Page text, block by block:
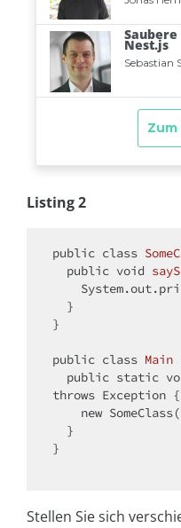
Listing 2
public class
public void
}
public class Main
public static
throws Exception {
new
}
Stellen Sie sich